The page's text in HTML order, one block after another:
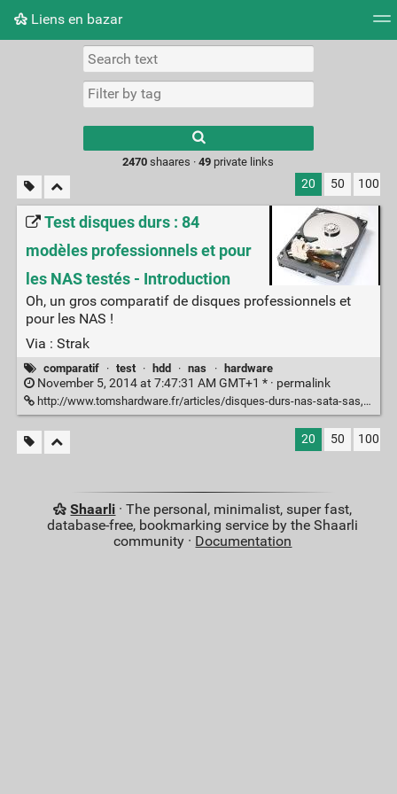
Liens en bazar
Picture wall
2470 shaares ·49 private links
20 50 100
Test disques durs : 84
modèles professionnels et pour
les NAS testés - Introduction
Oh, un gros comparatif de disques professionnels et
pour les NAS !
Via : Strak
comparatif · test · hdd · nas · hardware
November 5, 2014 at 7:47:31 AM GMT+1 * · permalink
http://www.tomshardware.fr/articles/disques-durs-nas-sata-sas,2-887.html
20 50 100
Shaarli · The personal, minimalist, super fast,
database-free, bookmarking service by the Shaarli
community · Documentation